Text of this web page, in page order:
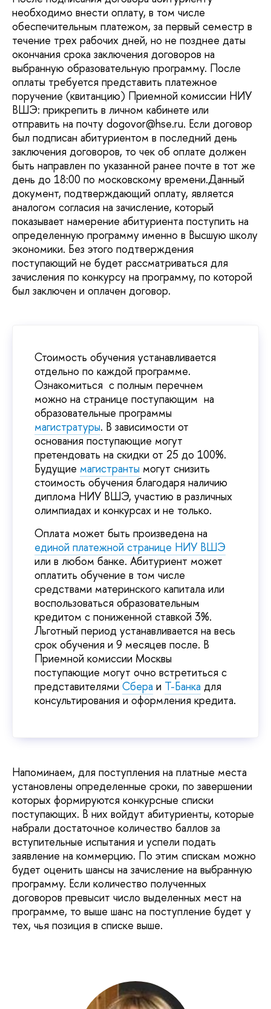
необходимо внести оплату, в том числе
обеспечительным платежом, за первый семестр в
течение трех рабочих дней, но не позднее даты
окончания срока заключения договоров на
выбранную образовательную программу. После
оплаты требуется представить платежное
поручение (квитанцию) Приемной комиссии НИУ
ВШЭ: прикрепить в личном кабинете или
отправить на почту dogovor@hse.ru. Если договор
был подписан абитуриентом в последний день
заключения договоров, то чек об оплате должен
быть направлен по указанной ранее почте в тот же
день до 18:00 по московскому времени.Данный
документ, подтверждающий оплату, является
аналогом согласия на зачисление, который
показывает намерение абитуриента поступить на
определенную программу именно в Высшую школу
экономики. Без этого подтверждения
поступающий не будет рассматриваться для
зачисления по конкурсу на программу, по которой
был заключен и оплачен договор.
Стоимость обучения устанавливается
отдельно по каждой программе.
Ознакомиться с полным перечнем
можно на странице поступающим на
образовательные программы
магистратуры. В зависимости от
основания поступающие могут
претендовать на скидки от 25 до 100%.
Будущие магистранты могут снизить
стоимость обучения благодаря наличию
диплома НИУ ВШЭ, участию в различных
олимпиадах и конкурсах и не только.
Оплата может быть произведена на
единой платежной странице НИУ ВШЭ
или в любом банке. Абитуриент может
оплатить обучение в том числе
средствами материнского капитала или
воспользоваться образовательным
кредитом с пониженной ставкой 3%.
Льготный период устанавливается на весь
срок обучения и 9 месяцев после. В
Приемной комиссии Москвы
поступающие могут очно встретиться с
представителями Сбера и Т-Банка для
консультирования и оформления кредита.
Напоминаем, для поступления на платные места
установлены определенные сроки, по завершении
которых формируются конкурсные списки
поступающих. В них войдут абитуриенты, которые
набрали достаточное количество баллов за
вступительные испытания и успели подать
заявление на коммерцию. По этим спискам можно
будет оценить шансы на зачисление на выбранную
программу. Если количество полученных
договоров превысит число выделенных мест на
программе, то выше шанс на поступление будет у
тех, чья позиция в списке выше.